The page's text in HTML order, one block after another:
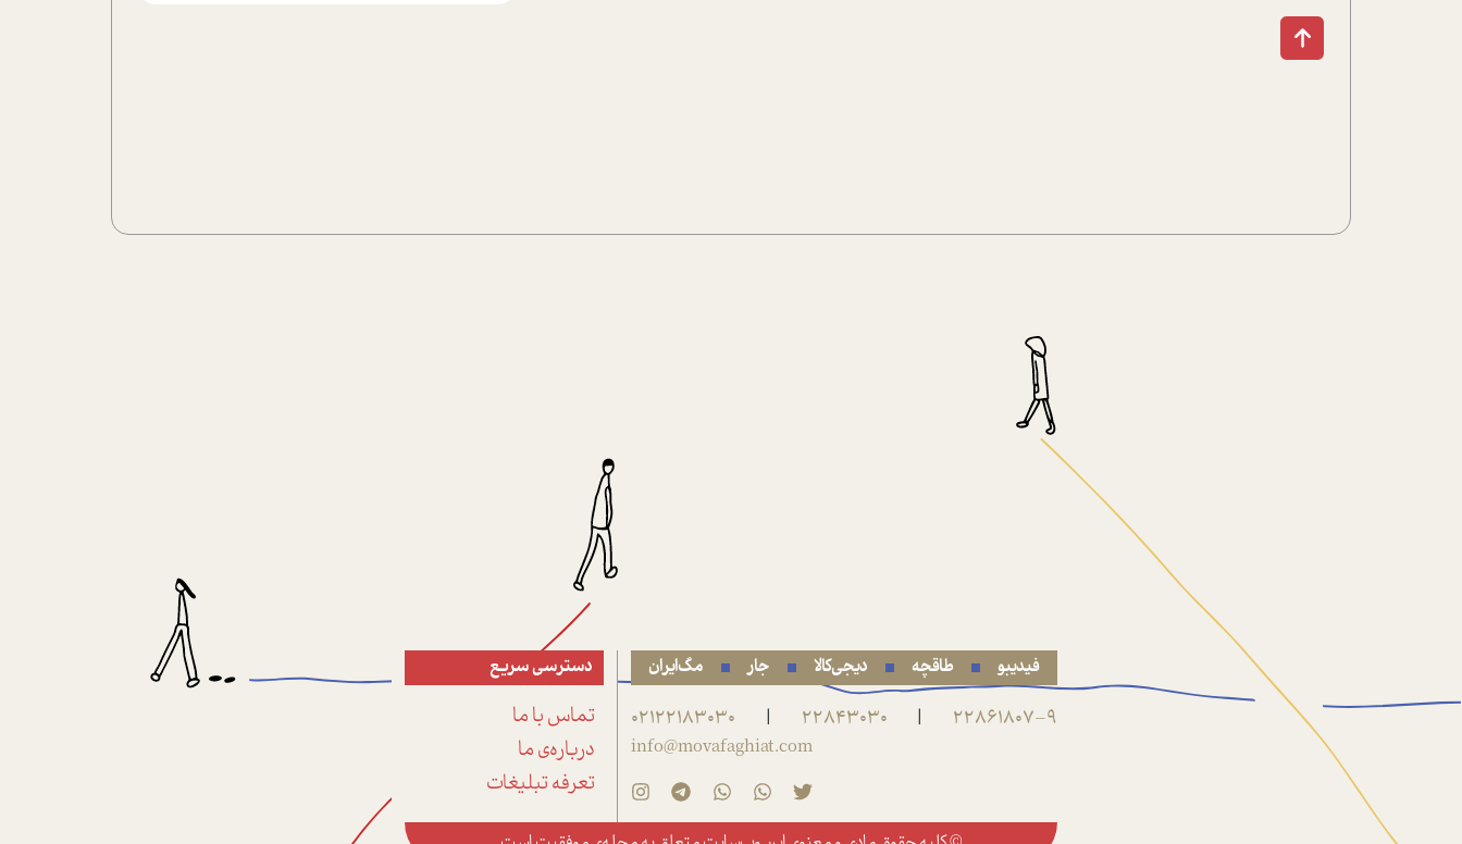
فیدیبو طاقچه دیجی‌کالا جار مگ‌ایران
22861807-9
|
22843030
|
02122183030
info@movafaghiat.com
دسترسی سریع
تماس با ما
درباره‌ی ما
تعرفه تبلیغات